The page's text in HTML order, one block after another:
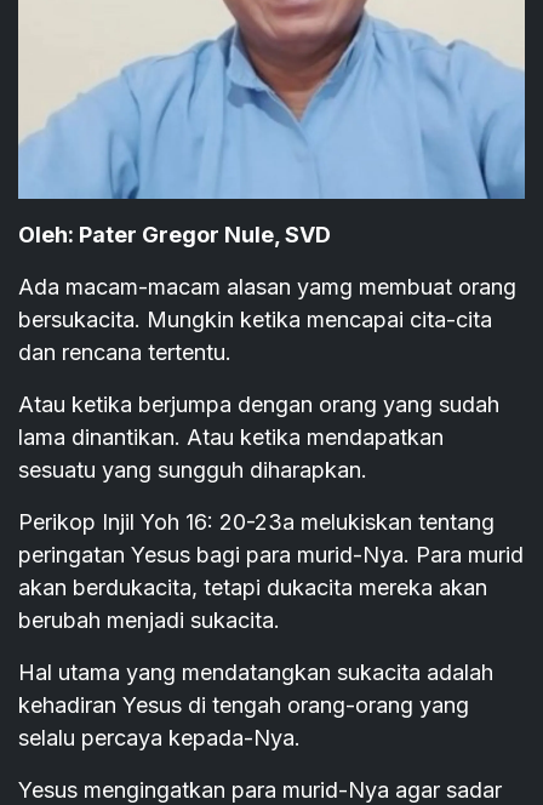
Oleh: Pater Gregor Nule, SVD
Ada macam-macam alasan yamg membuat orang
bersukacita. Mungkin ketika mencapai cita-cita
dan rencana tertentu.
Atau ketika berjumpa dengan orang yang sudah
lama dinantikan. Atau ketika mendapatkan
sesuatu yang sungguh diharapkan.
Perikop Injil Yoh 16: 20-23a melukiskan tentang
peringatan Yesus bagi para murid-Nya. Para murid
akan berdukacita, tetapi dukacita mereka akan
berubah menjadi sukacita.
Hal utama yang mendatangkan sukacita adalah
kehadiran Yesus di tengah orang-orang yang
selalu percaya kepada-Nya.
Yesus mengingatkan para murid-Nya agar sadar